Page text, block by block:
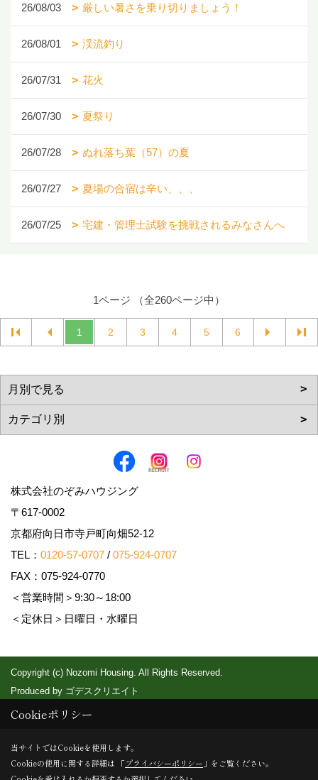
26/08/03 厳しい暑さを乗り切りましょう！
26/08/01 渓流釣り
26/07/31 花火
26/07/30 夏祭り
26/07/28 ぬれ落ち葉（57）の夏
26/07/27 夏場の合宿は辛い、、、
26/07/25 宅建・管理士試験を挑戦されるみなさんへ
1ページ （全260ページ中）
1 2 3 4 5 6
株式会社のぞみハウジング
〒617-0002
京都府向日市寺戸町向畑52-12
TEL： 0120-57-0707 / 075-924-0707
FAX：075-924-0770
＜営業時間＞9:30～18:00
＜定休日＞日曜日・水曜日
Copyright (c) Nozomi Housing. All Rights Reserved.
Produced by ゴデスクリエイト
Cookieポリシー
当サイトではCookieを使用します。
Cookieの使用に関する詳細は 「プライバシーポリシー 」をご覧ください。